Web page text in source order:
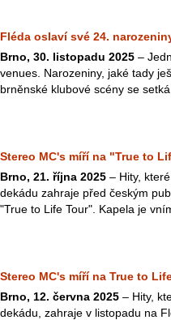
Fléda oslaví své 24.
Brno, 30. listopadu 2025 –
venues. Narozeniny, jaké tady
brněnské klubové scény se setká
Stereo MC's míří na "True to
Brno, 21. října 2025 – Hity,
dekádu zahraje před českým
"True to Life Tour". Kapela je
Stereo MC's míří na True to
Brno, 12. června 2025 – Hity,
dekádu, zahraje v listopadu na